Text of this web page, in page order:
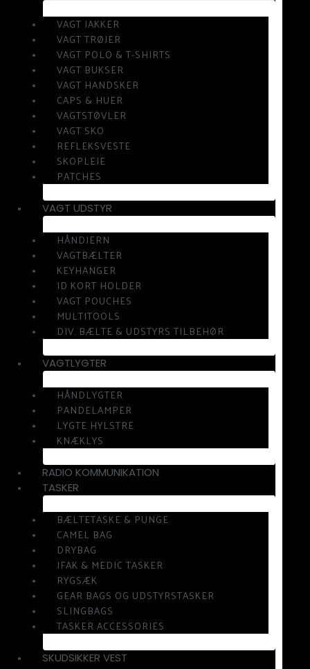
VAGT JAKKER
VAGT TRØJER
VAGT POLO & T-SHIRTS
VAGT BUKSER
VAGT HANDSKER
CAPS & HUER
VAGTSTØVLER
VAGT SKO
REFLEKSVESTE
SKOPLEJE
PATCHES
VAGT UDSTYR
HÅNDJERN
VAGTBÆLTER
KEYHANGER
ID KORT HOLDER
VAGT POUCHES
MULTITOOLS
DIV. BÆLTE & UDSTYRS TILBEHØR
VAGTLYGTER
HÅNDLYGTER
PANDELAMPER
LYGTE HYLSTRE
KNÆKLYS
RADIO KOMMUNIKATION
TASKER
BÆLTETASKE & PUNGE
CAMEL BAG
DRYBAG
IFAK & MEDIC TASKER
RYGSÆK
GEAR BAGS OG UDSTYRSTASKER
SLINGBAGS
TASKER ACCESSORIES
SKUDSIKKER VEST